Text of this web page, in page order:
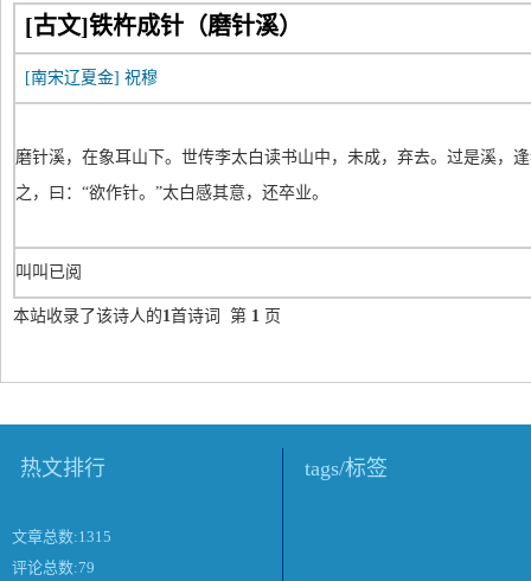
[古文]铁杵成针（磨针溪）
[南宋辽夏金] 祝穆
磨针溪，在象耳山下。世传李太白读书山中，未成，弃去。过是溪，
之，曰：“欲作针。”太白感其意，还卒业。
叫叫已阅
本站收录了该诗人的1首诗词 第 1 页
热文排行
文章总数:1315
评论总数:79
tags/标签